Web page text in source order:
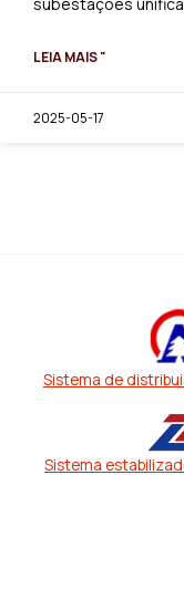
LEIA MAIS "
2025-05-17
Sistema de
Sistema